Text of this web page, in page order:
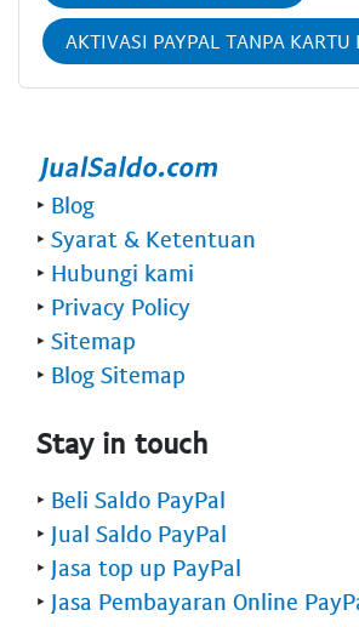
AKTIVASI PAYPAL TANPA KARTU
‣ Blog
‣ Syarat & Ketentuan
‣ Hubungi kami
‣ Privacy Policy
‣ Sitemap
‣ Blog Sitemap
Stay in touch
‣ Beli Saldo PayPal
‣ Jual Saldo PayPal
‣ Jasa top up PayPal
‣ Jasa Pembayaran Online